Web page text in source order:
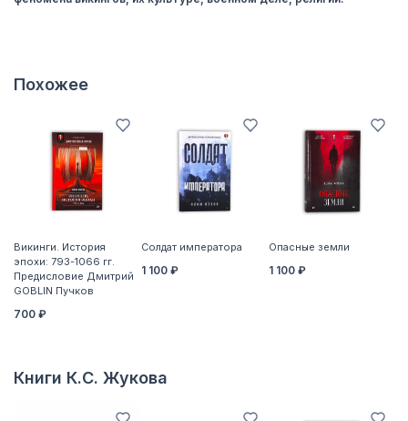
Похожее
Викинги. История
эпохи: 793-1066 гг.
Предисловие Дмитрий
GOBLIN Пучков
700 ₽
Солдат императора
1 100 ₽
Опасные земли
1 100 ₽
Книги К.С. Жукова